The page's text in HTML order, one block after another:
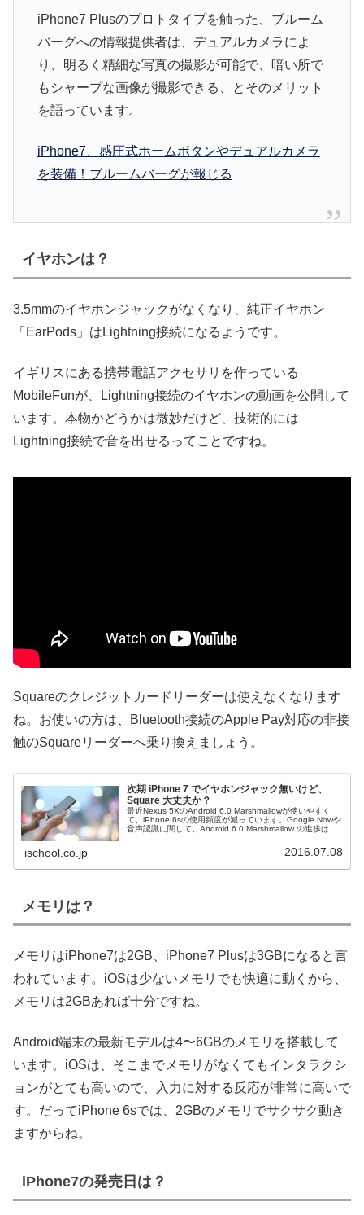
iPhone7 Plusのプロトタイプを触った、ブルーム
バーグへの情報提供者は、デュアルカメラによ
り、明るく精細な写真の撮影が可能で、暗い所で
もシャープな画像が撮影できる、とそのメリット
を語っています。
iPhone7、感圧式ホームボタンやデュアルカメラ
を装備！ブルームバーグが報じる
イヤホンは？
3.5mmのイヤホンジャックがなくなり、純正イヤホン
「EarPods」はLightning接続になるようです。
イギリスにある携帯電話アクセサリを作っている
MobileFunが、Lightning接続のイヤホンの動画を公開して
います。本物かどうかは微妙だけど、技術的には
Lightning接続で音を出せるってことですね。
Squareのクレジットカードリーダーは使えなくなります
ね。お使いの方は、Bluetooth接続のApple Pay対応の非接
触のSquareリーダーへ乗り換えましょう。
次期 iPhone 7 でイヤホンジャック無いけど、
Square 大丈夫か？
最近Nexus 5XのAndroid 6.0 Marshmallowが使いやすく
て、iPhone 6sの使用頻度が減っています。Google Nowや
音声認識に関して、Android 6.0 Marshmallow の進歩は、
ischool.co.jp 2016.07.08
メモリは？
メモリはiPhone7は2GB、iPhone7 Plusは3GBになると言
われています。iOSは少ないメモリでも快適に動くから、
メモリは2GBあれば十分ですね。
Android端末の最新モデルは4〜6GBのメモリを搭載して
います。iOSは、そこまでメモリがなくてもインタラクシ
ョンがとても高いので、入力に対する反応が非常に高いで
す。だってiPhone 6sでは、2GBのメモリでサクサク動き
ますからね。
iPhone7の発売日は？